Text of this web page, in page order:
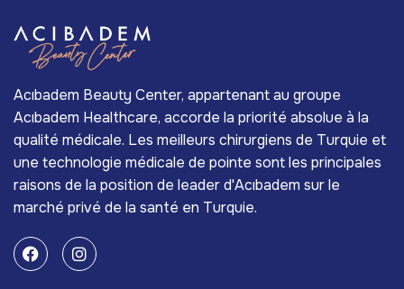
Acıbadem Beauty Center, appartenant au groupe
Acıbadem Healthcare, accorde la priorité absolue à la
qualité médicale. Les meilleurs chirurgiens de Turquie et
une technologie médicale de pointe sont les principales
raisons de la position de leader d'Acıbadem sur le
marché privé de la santé en Turquie.